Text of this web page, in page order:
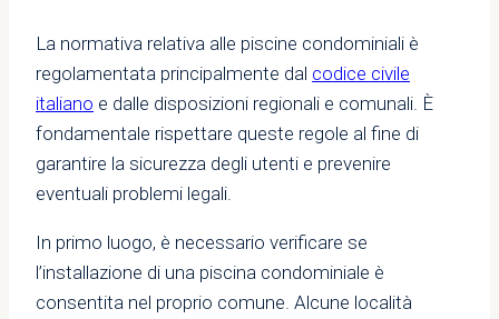
La normativa relativa alle piscine condominiali è
regolamentata principalmente dal codice civile
italiano e dalle disposizioni regionali e comunali. È
fondamentale rispettare queste regole al fine di
garantire la sicurezza degli utenti e prevenire
eventuali problemi legali.
In primo luogo, è necessario verificare se
l’installazione di una piscina condominiale è
consentita nel proprio comune. Alcune località